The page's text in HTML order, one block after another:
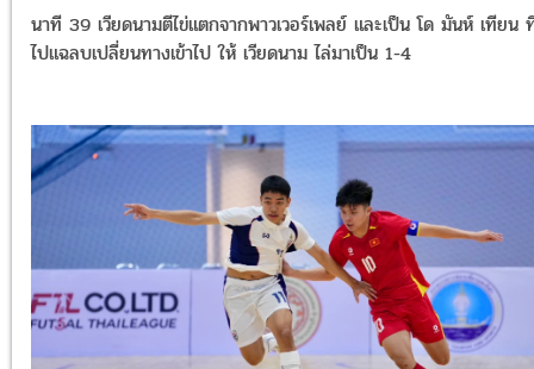
นาที 39 เวียดนามตีไข่แตกจากพาวเวอร์เพลย์ และเป็น โด มันห์ เทียน
ไปแฉลบเปลี่ยนทางเข้าไป ให้ เวียดนาม ไล่มาเป็น 1-4